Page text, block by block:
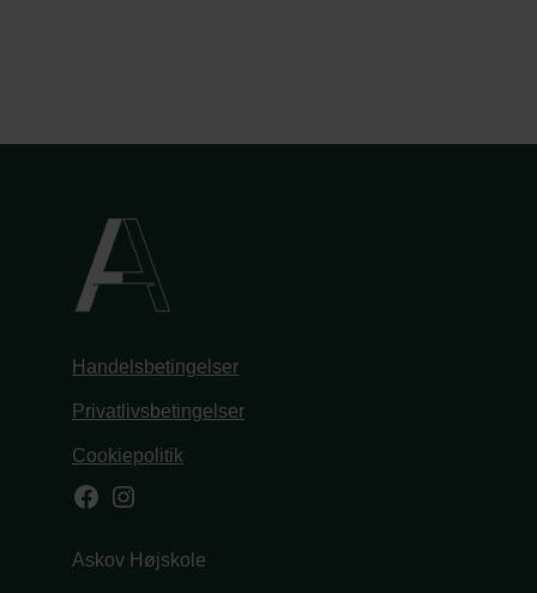
Handelsbetingelser
Privatlivsbetingelser
Cookiepolitik
Facebook
Instagram
Askov Højskole